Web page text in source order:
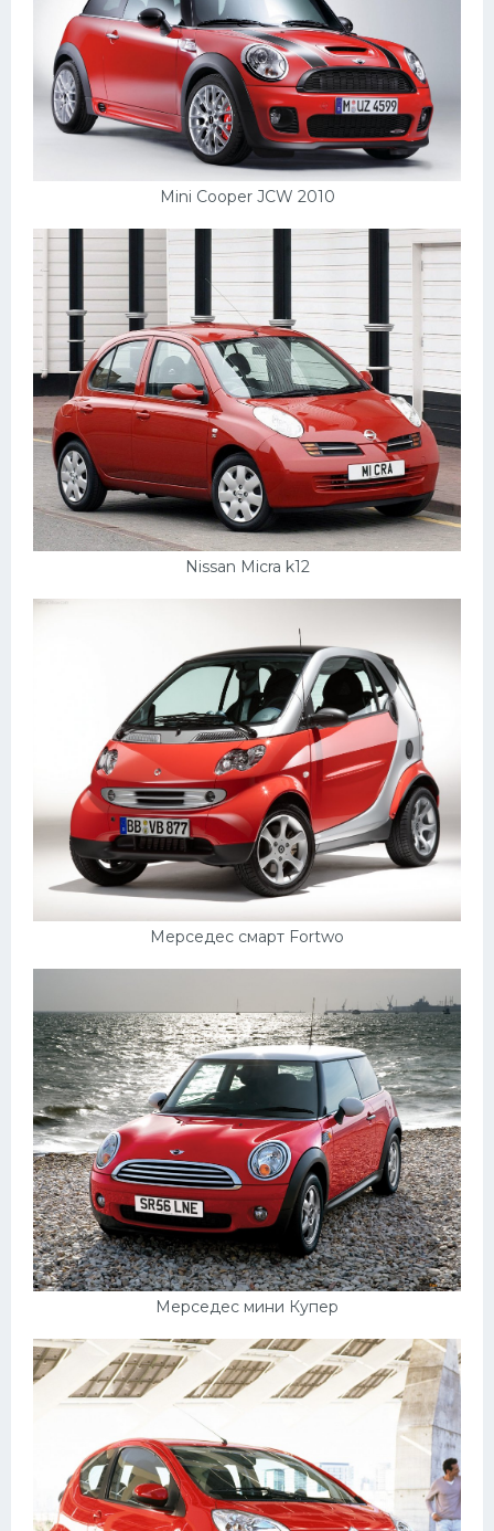
Mini Cooper JCW 2010
Nissan Micra k12
Мерседес смарт Fortwo
Мерседес мини Купер